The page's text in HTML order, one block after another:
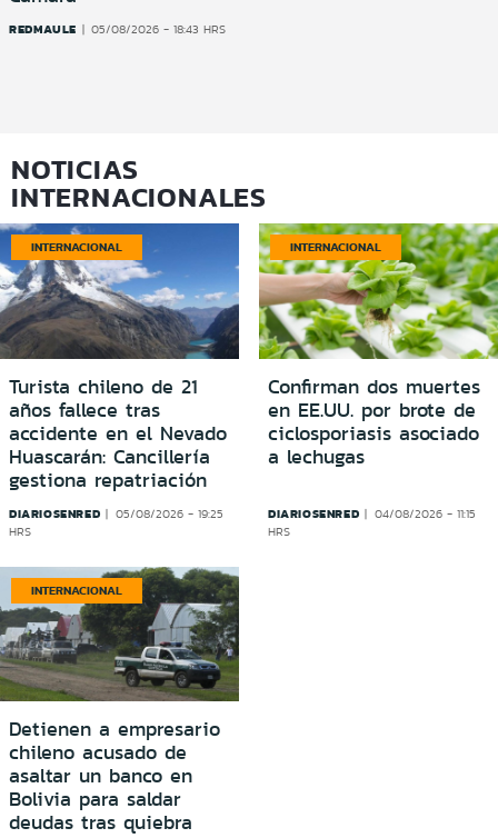
REDMAULE 05/08/2026 - 18:43 HRS
NOTICIAS
INTERNACIONALES
INTERNACIONAL
Turista chileno de 21
años fallece tras
accidente en el Nevado
Huascarán: Cancillería
gestiona repatriación
DIARIOSENRED
05/08/2026 - 19:25
HRS
INTERNACIONAL
Confirman dos muertes
en EE.UU. por brote de
ciclosporiasis asociado
a lechugas
DIARIOSENRED
04/08/2026 - 11:15
HRS
INTERNACIONAL
Detienen a empresario
chileno acusado de
asaltar un banco en
Bolivia para saldar
deudas tras quiebra